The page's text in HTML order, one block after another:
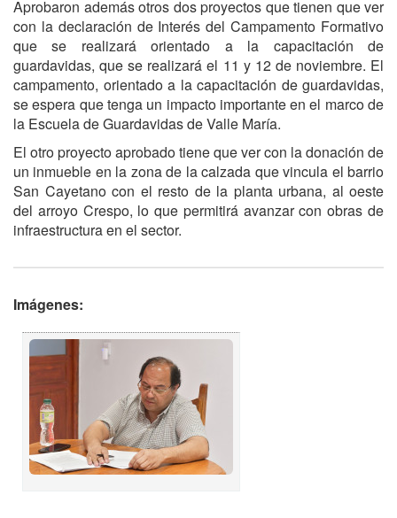
Aprobaron además otros dos proyectos que tienen que ver
con la declaración de Interés del Campamento Formativo
que se realizará orientado a la capacitación de
guardavidas, que se realizará el 11 y 12 de noviembre. El
campamento, orientado a la capacitación de guardavidas,
se espera que tenga un impacto importante en el marco de
la Escuela de Guardavidas de Valle María.
El otro proyecto aprobado tiene que ver con la donación de
un inmueble en la zona de la calzada que vincula el barrio
San Cayetano con el resto de la planta urbana, al oeste
del arroyo Crespo, lo que permitirá avanzar con obras de
infraestructura en el sector.
Imágenes: